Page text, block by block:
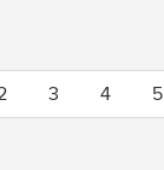
3 4 5